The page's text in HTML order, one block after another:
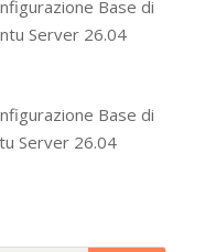
Base di
Server 26.04
Base di
Server 26.04